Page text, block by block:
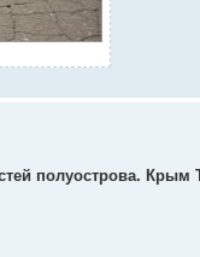
полуострова. Крым